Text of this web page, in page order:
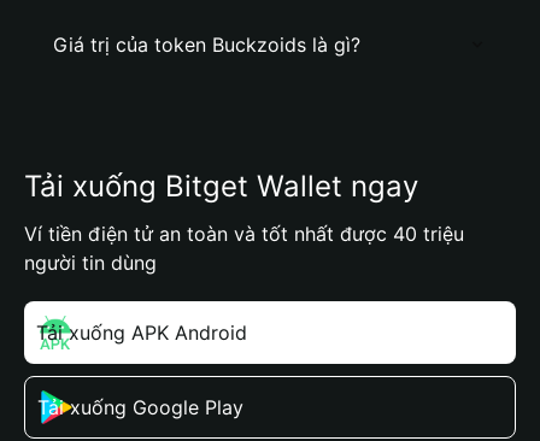
Giá trị của token Buckzoids là gì?
Tải xuống Bitget Wallet ngay
Ví tiền điện tử an toàn và tốt nhất được 40 triệu
người tin dùng
Tải xuống APK Android
Tải xuống Google Play